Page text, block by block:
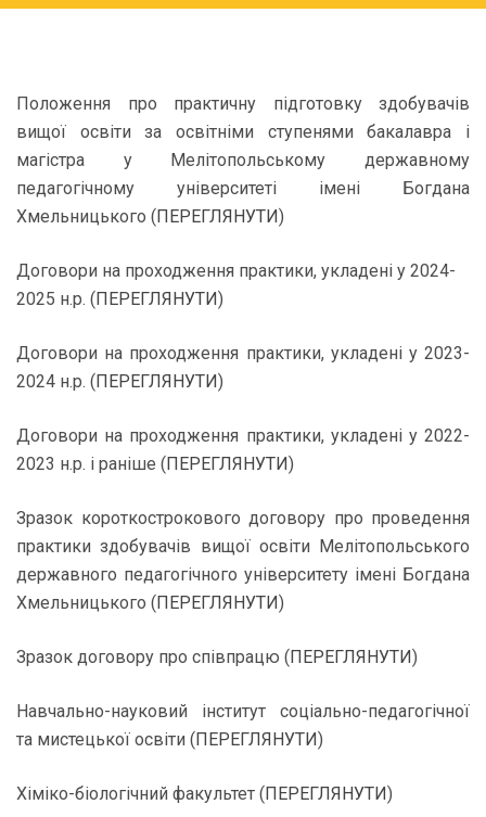
Положення про практичну підготовку здобувачів
вищої освіти за освітніми ступенями бакалавра і
магістра у Мелітопольському державному
педагогічному університеті імені Богдана
Хмельницького (ПЕРЕГЛЯНУТИ)
Договори на проходження практики, укладені у 2024-
2025 н.р. (ПЕРЕГЛЯНУТИ)
Договори на проходження практики, укладені у 2023-
2024 н.р. (ПЕРЕГЛЯНУТИ)
Договори на проходження практики, укладені у 2022-
2023 н.р. і раніше (ПЕРЕГЛЯНУТИ)
Зразок короткострокового договору про проведення
практики здобувачів вищої освіти Мелітопольського
державного педагогічного університету імені Богдана
Хмельницького (ПЕРЕГЛЯНУТИ)
Зразок договору про співпрацю (ПЕРЕГЛЯНУТИ)
Навчально-науковий інститут соціально-педагогічної
та мистецької освіти (ПЕРЕГЛЯНУТИ)
Хіміко-біологічний факультет (ПЕРЕГЛЯНУТИ)